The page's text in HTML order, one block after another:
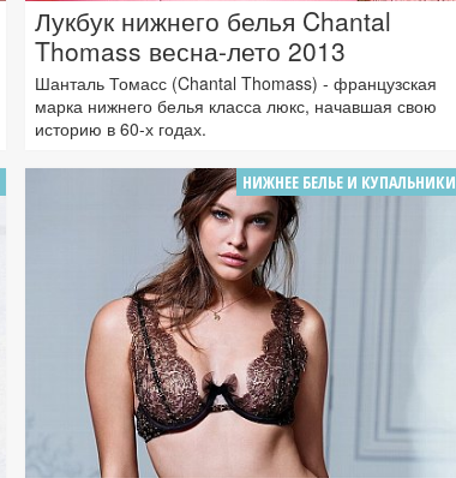
Лукбук нижнего белья Chantal
Thomass весна-лето 2013
Шанталь Томасс (Chantal Thomass) - французская
марка нижнего белья класса люкс, начавшая свою
историю в 60-х годах.
НИЖНЕЕ БЕЛЬЕ И КУПАЛЬНИКИ